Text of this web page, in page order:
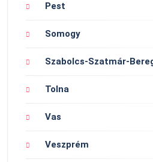
Pest
Somogy
Szabolcs-Szatmár-
Tolna
Vas
Veszprém